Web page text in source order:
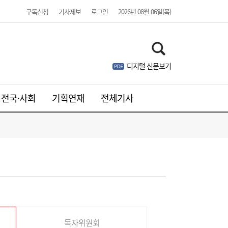
구독신청 기사제보 로그인 2026년 08월 06일(목)
디지털 신문보기
전국·사회 기획연재 전체기사
독자위원회